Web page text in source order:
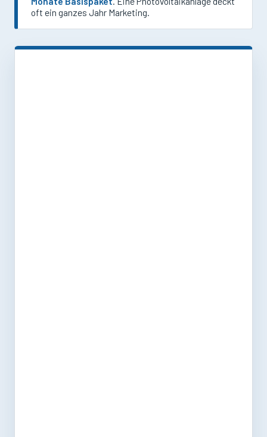
oft ein ganzes Jahr Marketing.